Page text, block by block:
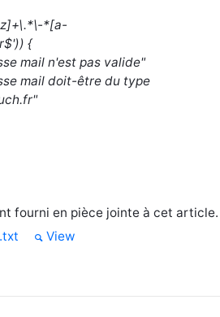
*[a-
{
mail n'est pas valide"
mail doit-être du type
fourni en pièce jointe à cet article.
View